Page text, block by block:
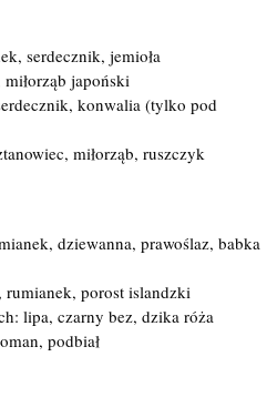
serdecznik, jemioła
japoński
konwalia (tylko pod
miłorząb, ruszczyk
dziewanna, prawoślaz, babka
rumianek, porost islandzki
lipa, czarny bez, dzika róża
podbiał